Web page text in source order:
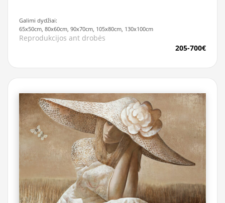
Galimi dydžiai:
65x50cm, 80x60cm, 90x70cm, 105x80cm, 130x100cm
Reprodukcijos ant drobės
205-700€